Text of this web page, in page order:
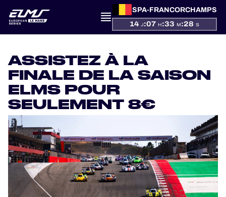
SPA-FRANCORCHAMPS
14 J:07 H:33 M:27 S
ACTUALITÉS
SAISON
CLASSEMENTS
RÉSULTATS
PARTICIPANTS
ASSISTEZ À LA
FINALE DE LA SAISON
ELMS POUR
SEULEMENT 8€